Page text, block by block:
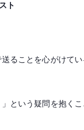
ト
ることを心がけて
という疑問を抱く